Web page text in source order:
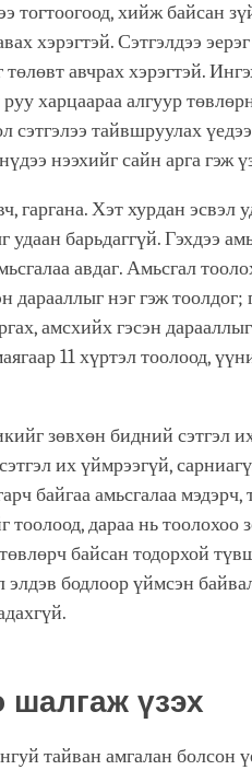
тогтоогоод, хийж байсан
хэрэгтэй. Сэтгэлдээ
авчрах хэрэгтэй.
харцаараа алгуур
сэтгэлээ тайвшруулах
нээхийг сайн арга гэж
гаргана. Хэт хурдан эсвэл
барьдаггүй. Гэхдээ
авдаг. Амьсгал
дарааллыг нэг гэж тоолдог;
амсхийх гэсэн
11 хүртэл тоолоод,
зөвхөн бидний сэтгэл
их үймрээгүй,
байгаа амьсгалаа мэдэрч,
тоолоод, дараа нь
байсан тодорхой
элдэв бодлоор үймсэн
шалгаж үзэх
тайван амгалан болсон